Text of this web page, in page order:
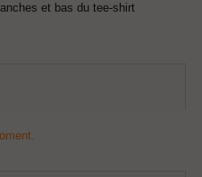
et bas du tee-shirt